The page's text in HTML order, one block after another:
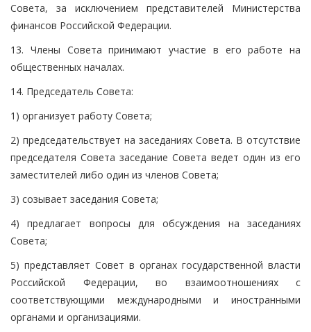
Совета, за исключением представителей Министерства
финансов Российской Федерации.
13. Члены Совета принимают участие в его работе на
общественных началах.
14. Председатель Совета:
1) организует работу Совета;
2) председательствует на заседаниях Совета. В отсутствие
председателя Совета заседание Совета ведет один из его
заместителей либо один из членов Совета;
3) созывает заседания Совета;
4) предлагает вопросы для обсуждения на заседаниях
Совета;
5) представляет Совет в органах государственной власти
Российской Федерации, во взаимоотношениях с
соответствующими международными и иностранными
органами и организациями.